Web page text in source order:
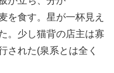
を食す。星が一杯見え
。少し猫背の店主は寡
された(泉系とは全く